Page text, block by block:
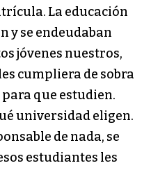
La educación
y se endeudaban
jóvenes nuestros,
cumpliera de sobra
que estudien.
universidad eligen.
de nada, se
estudiantes les